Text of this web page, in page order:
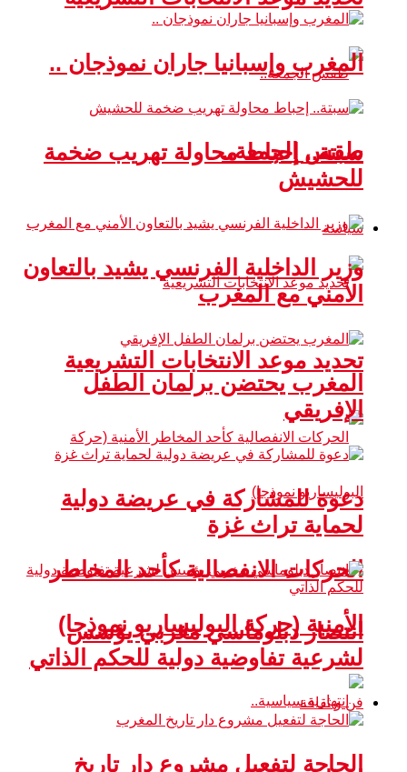
طقس الجمعة..
سياسة
تحديد موعد الانتخابات التشريعية
الحركات الانفصالية كأحد المخاطر
الأمنية (حركة البوليساريو نموذجا)
المغرب وإسبانيا جاران نموذجان ..
سبتة.. إحباط محاولة تهريب ضخمة
للحشيش
وزير الداخلية الفرنسي يشيد بالتعاون
الأمني مع المغرب
المغرب يحتضن برلمان الطفل
الإفريقي
دعوة للمشاركة في عريضة دولية
لحماية تراث غزة
انتصار دبلوماسي مغربي يؤسس
لشرعية تفاوضية دولية للحكم الذاتي
فن و ثقافة
الحاجة لتفعيل مشروع دار تاريخ